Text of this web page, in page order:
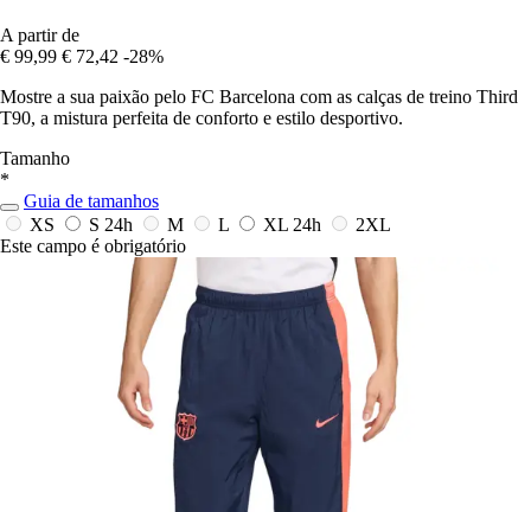
A partir de
€ 99,99 € 72,42 -28%
Mostre a sua paixão pelo FC Barcelona com as calças de treino Third
T90, a mistura perfeita de conforto e estilo desportivo.
Tamanho
*
Guia de tamanhos
XS
S 24h M L XL 24h
2XL
Este campo é obrigatório